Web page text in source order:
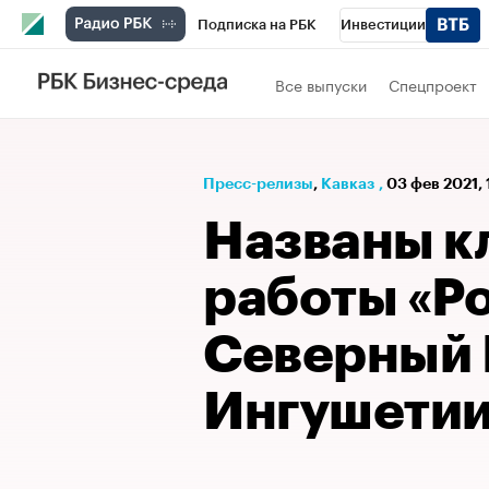
Подписка на РБК Инвестиции
РБК Вино
Проверка контрагентов
Все выпуски Спецпроект
Пресс-релизы⁠, Кавказ , 03 фев 2021,
Названы
работы
Северный